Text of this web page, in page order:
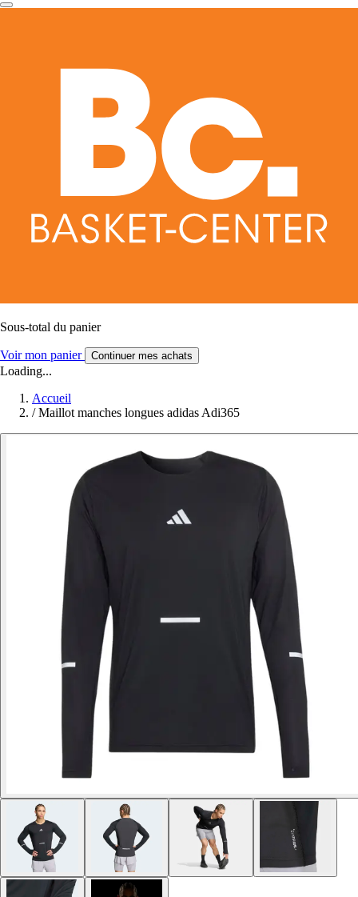
Sous-total du panier
Voir mon panier Continuer mes achats
Loading...
Accueil
/ Maillot manches longues adidas Adi365